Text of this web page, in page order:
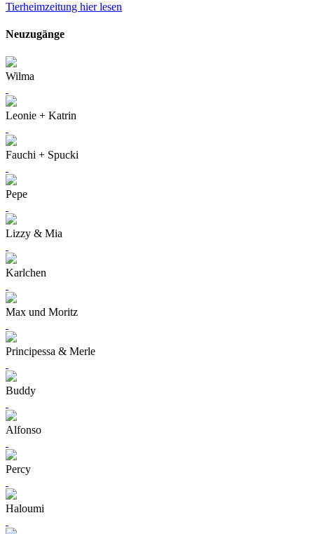
Tierheimzeitung hier lesen
Neuzugänge
Wilma
Leonie + Katrin
Fauchi + Spucki
Pepe
Lizzy & Mia
Karlchen
Max und Moritz
Principessa & Merle
Buddy
Alfonso
Percy
Haloumi